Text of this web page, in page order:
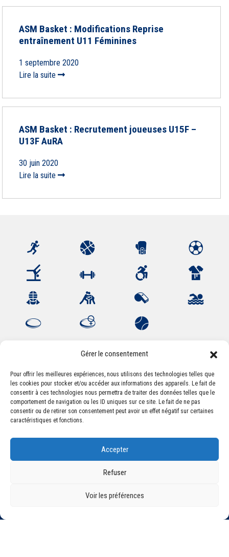
Gérer le consentement
Pour offrir les meilleures expériences, nous utilisons des technologies telles que
les cookies pour stocker et/ou accéder aux informations des appareils. Le fait de
consentir à ces technologies nous permettra de traiter des données telles que le
comportement de navigation ou les ID uniques sur ce site. Le fait de ne pas
consentir ou de retirer son consentement peut avoir un effet négatif sur certaines
caractéristiques et fonctions.
Accepter
Refuser
Voir les préférences
ASM Basket : Modifications Reprise
entraînement U11 Féminines
1 septembre 2020
Lire la suite
ASM Basket : Recrutement joueuses U15F –
U13F AuRA
30 juin 2020
Lire la suite
Association Sportive Montferrandaise
84, boulevard Léon Jouhaux
CS 80221 - 63021 Clermont-Ferrand Cedex 2
accueil@asm-omnisports.com